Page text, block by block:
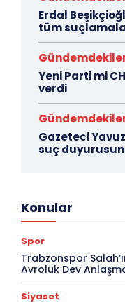
Erdal
tüm
Yeni Parti mi
verdi
Gazeteci
suç
Konular
Spor
Trabzonspor
Avroluk Dev
Siyaset